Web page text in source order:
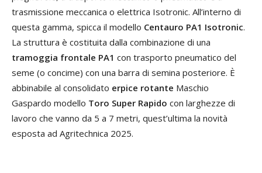
trasmissione meccanica o elettrica Isotronic. All’interno di
questa gamma, spicca il modello Centauro PA1 Isotronic.
La struttura è costituita dalla combinazione di una
tramoggia frontale PA1 con trasporto pneumatico del
seme (o concime) con una barra di semina posteriore. È
abbinabile al consolidato erpice rotante Maschio
Gaspardo modello Toro Super Rapido con larghezze di
lavoro che vanno da 5 a 7 metri, quest’ultima la novità
esposta ad Agritechnica 2025.